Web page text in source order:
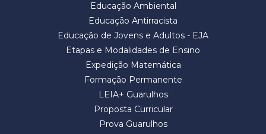
Educação Ambiental
Educação Antirracista
Educação de Jovens e Adultos - EJA
Etapas e Modalidades de Ensino
Expedição Matemática
Formação Permanente
LEIA+ Guarulhos
Proposta Curricular
Prova Guarulhos